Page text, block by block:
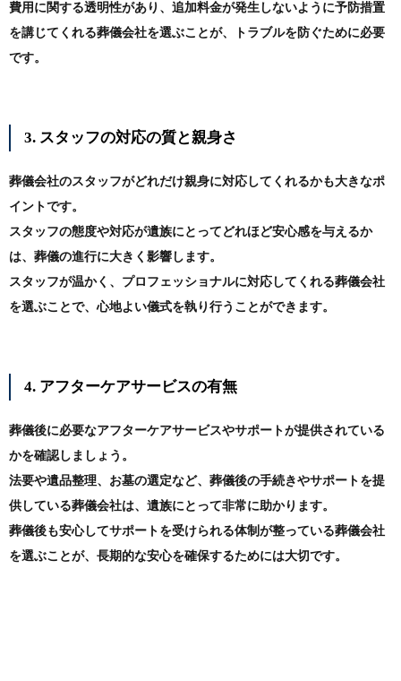
費用に関する透明性があり、追加料金が発生しないように予防措置
を講じてくれる葬儀会社を選ぶことが、トラブルを防ぐために必要
です。
3. スタッフの対応の質と親身さ
葬儀会社のスタッフがどれだけ親身に対応してくれるかも大きなポ
イントです。
スタッフの態度や対応が遺族にとってどれほど安心感を与えるか
は、葬儀の進行に大きく影響します。
スタッフが温かく、プロフェッショナルに対応してくれる葬儀会社
を選ぶことで、心地よい儀式を執り行うことができます。
4. アフターケアサービスの有無
葬儀後に必要なアフターケアサービスやサポートが提供されている
かを確認しましょう。
法要や遺品整理、お墓の選定など、葬儀後の手続きやサポートを提
供している葬儀会社は、遺族にとって非常に助かります。
葬儀後も安心してサポートを受けられる体制が整っている葬儀会社
を選ぶことが、長期的な安心を確保するためには大切です。